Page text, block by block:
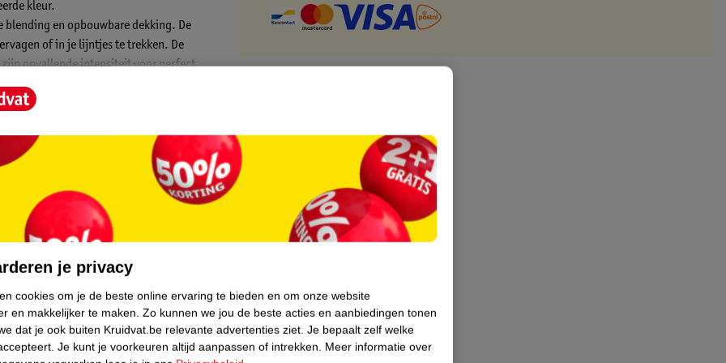
kleur.
en opbouwbare dekking. De
of in je lijntjes te trekken. De
zijn opvallende intensiteit voor perfect
je privacy
cookies om je de beste online ervaring te bieden en om onze website
en makkelijker te maken. Zo kunnen we jou de beste acties en aanbiedingen tonen
dat je ook buiten Kruidvat.be relevante advertenties ziet. Je bepaalt zelf welke
Je kunt je voorkeuren altijd aanpassen of intrekken. Meer informatie over